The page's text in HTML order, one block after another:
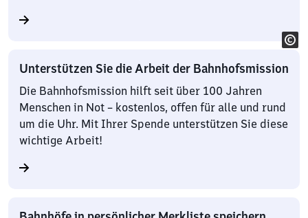
Unterstützen Sie die Arbeit der Bahnhofsmission
Die Bahnhofsmission hilft seit über 100 Jahren
Menschen in Not – kostenlos, offen für alle und rund
um die Uhr. Mit Ihrer Spende unterstützen Sie diese
wichtige Arbeit!